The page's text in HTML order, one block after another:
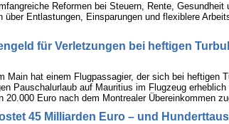
Reformen bei Steuern, Rente, Gesundheit
über Entlastungen, Einsparungen und flexiblere
für Verletzungen bei heftigen
Main hat einem Flugpassagier, der sich bei heftigen
Pauschalurlaub auf Mauritius im Flugzeug
20.000 Euro nach dem Montrealer Übereinkommen
45 Milliarden Euro – und